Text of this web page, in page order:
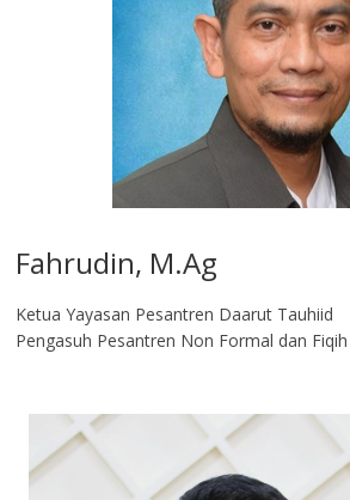
Fahrudin, M.Ag​
Ketua Yayasan Pesantren Daarut Tauhiid
Pengasuh Pesantren Non Formal dan